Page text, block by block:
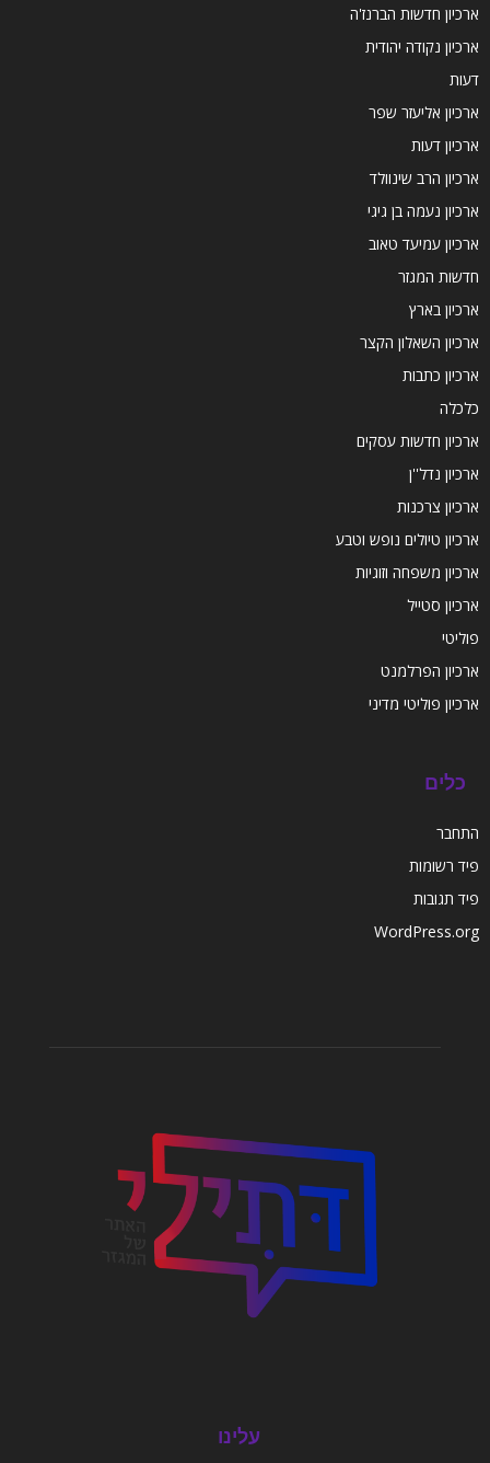
ארכיון חדשות הברנז'ה
ארכיון נקודה יהודית
דעות
ארכיון אליעזר שפר
ארכיון דעות
ארכיון הרב שינוולד
ארכיון נעמה בן גיגי
ארכיון עמיעד טאוב
חדשות המגזר
ארכיון בארץ
ארכיון השאלון הקצר
ארכיון כתבות
כלכלה
ארכיון חדשות עסקים
ארכיון נדל''ן
ארכיון צרכנות
ארכיון טיולים נופש וטבע
ארכיון משפחה וזוגיות
ארכיון סטייל
פוליטי
ארכיון הפרלמנט
ארכיון פוליטי מדיני
כלים
התחבר
פיד רשומות
פיד תגובות
WordPress.org
עלינו